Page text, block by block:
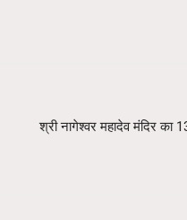
श्री नागेश्वर महादेव मंदिर का